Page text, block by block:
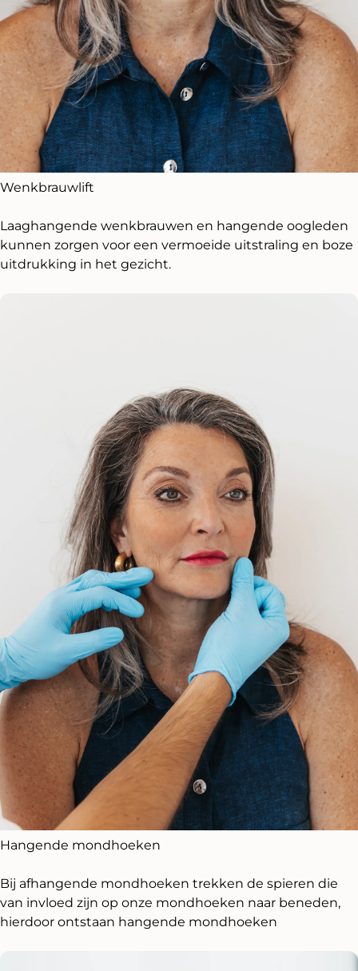
Wenkbrauwlift
Laaghangende wenkbrauwen en hangende oogleden
kunnen zorgen voor een vermoeide uitstraling en boze
uitdrukking in het gezicht.
Hangende mondhoeken
Bij afhangende mondhoeken trekken de spieren die
van invloed zijn op onze mondhoeken naar beneden,
hierdoor ontstaan hangende mondhoeken